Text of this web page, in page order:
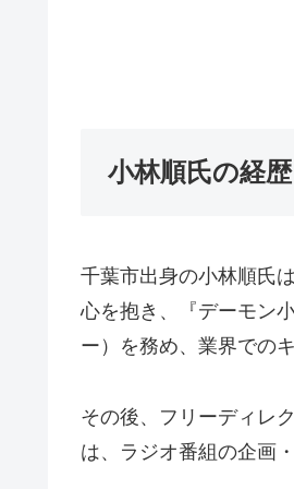
小林順氏の経
千葉市出身の小林順氏
心を抱き、『デーモン
ー）を務め、業界での
その後、フリーディレ
は、ラジオ番組の企画